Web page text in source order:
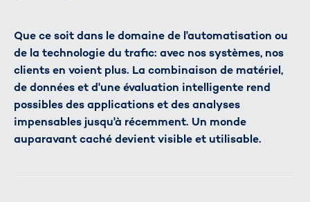
Que ce soit dans le domaine de l'automatisation ou
de la technologie du trafic: avec nos systèmes, nos
clients en voient plus. La combinaison de matériel,
de données et d'une évaluation intelligente rend
possibles des applications et des analyses
impensables jusqu'à récemment. Un monde
auparavant caché devient visible et utilisable.